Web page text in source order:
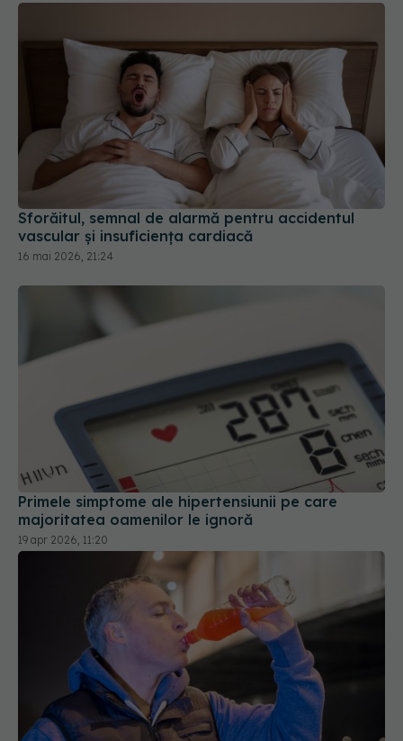
Sforăitul, semnal de alarmă pentru accidentul
vascular și insuficiența cardiacă
16 mai 2026, 21:24
Primele simptome ale hipertensiunii pe care
majoritatea oamenilor le ignoră
19 apr 2026, 11:20